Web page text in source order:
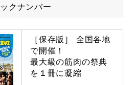
クナンバー
［保存版］ 全国各地
で開催！
最大級の筋肉の祭典
を１冊に凝縮